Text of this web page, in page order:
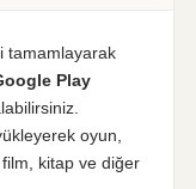
tamamlayarak
Play
oyun,
film, kitap ve diğer